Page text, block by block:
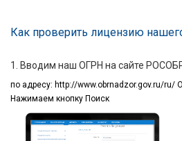
Как проверить лицензию
1. Вводим наш ОГРН на сайте
по адресу: http://www.obrnadzor.gov.ru/ru/
Нажимаем кнопку Поиск